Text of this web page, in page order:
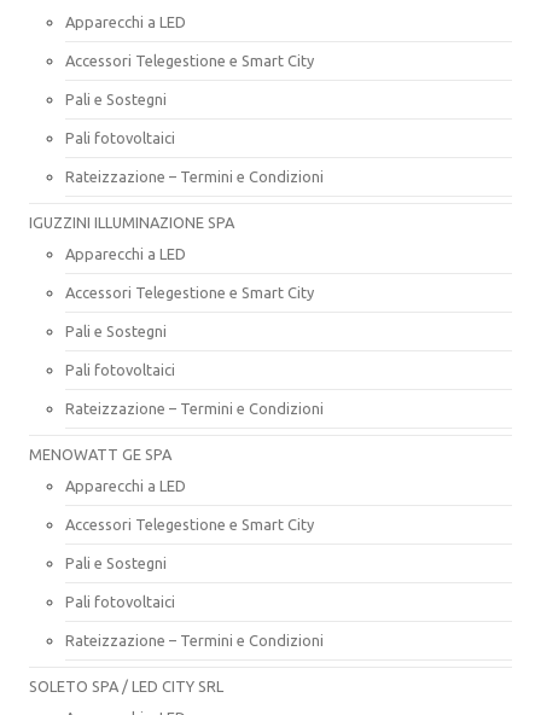
Apparecchi a LED
Accessori Telegestione e Smart City
Pali e Sostegni
Pali fotovoltaici
Rateizzazione – Termini e Condizioni
IGUZZINI ILLUMINAZIONE SPA
Apparecchi a LED
Accessori Telegestione e Smart City
Pali e Sostegni
Pali fotovoltaici
Rateizzazione – Termini e Condizioni
MENOWATT GE SPA
Apparecchi a LED
Accessori Telegestione e Smart City
Pali e Sostegni
Pali fotovoltaici
Rateizzazione – Termini e Condizioni
SOLETO SPA / LED CITY SRL